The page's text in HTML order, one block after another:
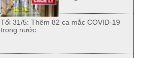
Tối 31/5: Thêm 82 ca mắc COVID-19
trong nước